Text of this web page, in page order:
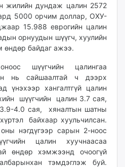
жилийн дундаж цалин 2572
5000 орчим доллар, ОХУ-
15.988 еврогийн цалин
орнуудын шүүгч, хуулийн
өндөр байдаг ажээ.
шүүгчийн цалингаа
нь сайшаалтай ч дээрх
үнэхээр хангалтгүй цалин
шүүгчийн цалин 3.7 сая,
4.0 сая, хянал­тын шатны
байхаар хуульчилсан.
нэгдүгээр сарын 2-ноос
цалин хуучнаасаа
өндөр хэмжээнд очоогүй
тэмдэглэж буй.